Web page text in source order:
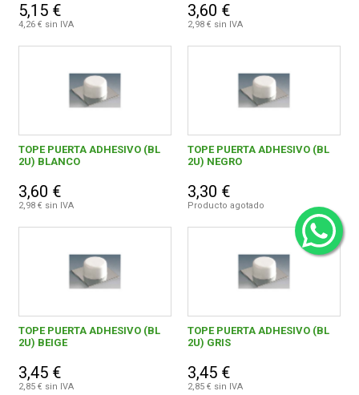
5,15 €
4,26 € sin IVA
3,60 €
2,98 € sin IVA
TOPE PUERTA ADHESIVO (BL
2U) BLANCO
3,60 €
2,98 € sin IVA
TOPE PUERTA ADHESIVO (BL
2U) NEGRO
3,30 €
Producto agotado
TOPE PUERTA ADHESIVO (BL
2U) BEIGE
3,45 €
2,85 € sin IVA
TOPE PUERTA ADHESIVO (BL
2U) GRIS
3,45 €
2,85 € sin IVA